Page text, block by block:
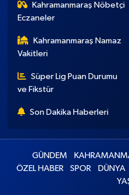
Kahramanmaraş Nöbetçi
Eczaneler
Kahramanmaraş Namaz
Vakitleri
Süper Lig Puan Durumu
ve Fikstür
Son Dakika Haberleri
GÜNDEM
ÖZEL HABER
SPOR DÜNYA